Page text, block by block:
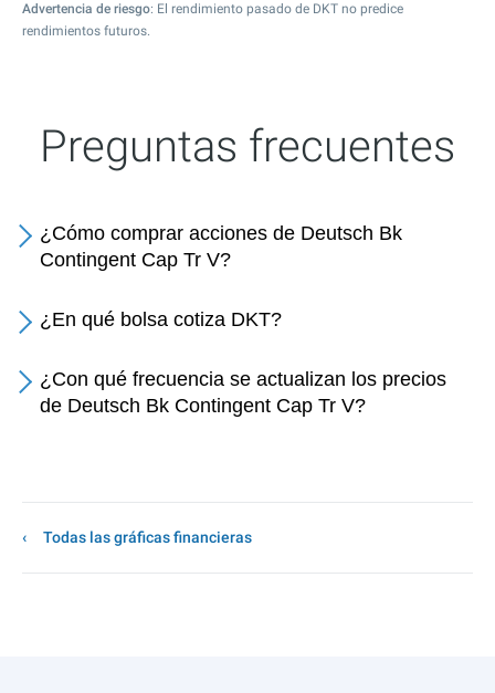
Advertencia de riesgo: El rendimiento pasado de DKT no predice
rendimientos futuros.
Preguntas frecuentes
¿Cómo comprar acciones de Deutsch Bk
Contingent Cap Tr V?
¿En qué bolsa cotiza DKT?
¿Con qué frecuencia se actualizan los precios
de Deutsch Bk Contingent Cap Tr V?
Todas las gráficas financieras